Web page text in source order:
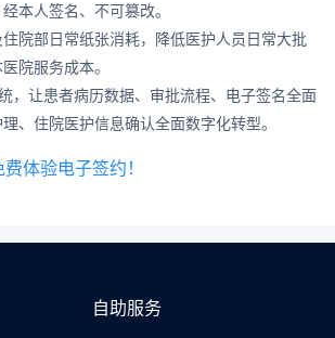
本人签名、不可篡改。
院部日常纸张消耗，降低医护人员日常大批
院服务成本。
，让患者病历数据、审批流程、电子签名全面
、住院医护信息确认全面数字化转型。
体验电子签约！
自助服务